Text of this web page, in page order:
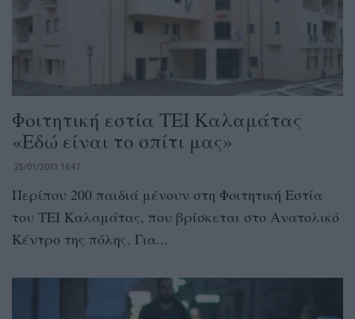
Φοιτητική εστία ΤΕΙ Καλαμάτας
«Εδώ είναι το σπίτι μας»
25/01/2013 16:47
Περίπου 200 παιδιά μένουν στη Φοιτητική Εστία
του ΤΕΙ Καλαμάτας, που βρίσκεται στο Ανατολικό
Κέντρο της πόλης. Για...